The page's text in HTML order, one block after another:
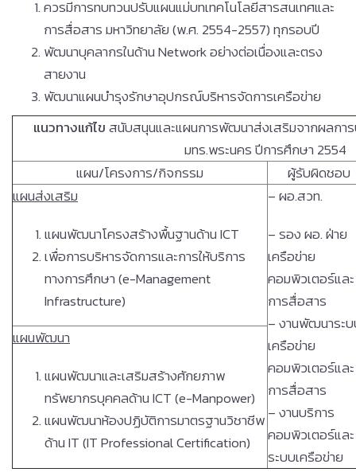
ควรมีการทบทวนปรับแผนแม่บทเทคโนโลยีสารสนเทศและ
การสื่อสาร มหาวิทยาลัย (พ.ศ. 2554-2557) ทุกรอบปี
พัฒนาบุคลากรในด้าน Network อย่างต่อเนื่องและตรง
สายงาน
พัฒนาแผนบำรุงรักษาอุปกรณ์บริหารจัดการเครือข่าย
แนวทางแก้ไขสนับสนุนและแผนการพัฒนาส่งเสริมจากผลการ
มทร.พระนคร ปีการศึกษา 2554
แผน/โครงการ/กิจกรรม
ผู้รับผิดชอบ
แผนส่งเสริม
แผนพัฒนาโครงสร้างพื้นฐานด้าน ICT
เพื่อการบริหารจัดการและการให้บริการ
ทางการศึกษา (e-Management
Infrastructure)
– ผอ.สวท.
– รอง ผอ. ฝ่าย
เครือข่าย
คอมพิวเตอร์และ
การสื่อสาร
– งานพัฒนาระ
เครือข่าย
คอมพิวเตอร์และ
การสื่อสาร
– งานบริการ
คอมพิวเตอร์และ
ระบบเครือข่าย
แผนพัฒนา
แผนพัฒนาและเสริมสร้างศักยภาพ
ทรัพยากรบุคคลด้าน ICT (e-Manpower)
แผนพัฒนาห้องปฏิบัติการมาตรฐานวิชาชีพ
ด้าน IT (IT Professional Certification)